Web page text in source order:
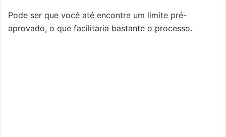
Pode ser que você até encontre um limite pré-
aprovado, o que facilitaria bastante o processo.